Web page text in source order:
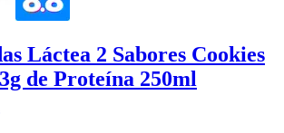
Láctea 2 Sabores Cookies
de Proteína 250ml